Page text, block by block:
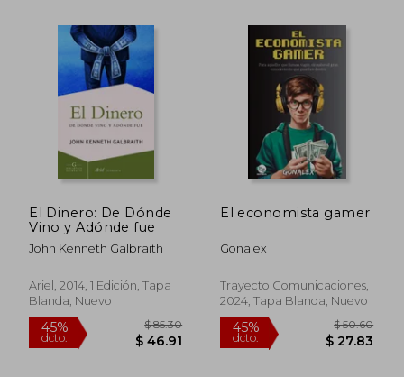
45%
dcto.
45%
El Dinero: De Dónde
Vino y Adónde fue
John Kenneth Galbraith
Ariel, 2014, 1 Edición, Tapa
Blanda, Nuevo
El economista gamer
Gonalex
Trayecto Comunicaciones,
2024, Tapa Blanda, Nuevo